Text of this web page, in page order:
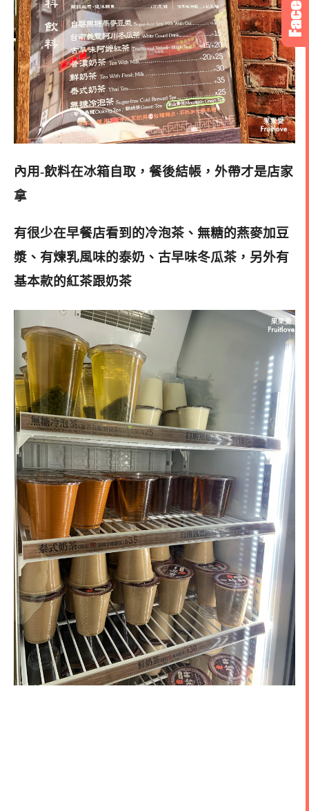
內用-飲料在冰箱自取，餐後結帳，外帶才是店家
拿
有很少在早餐店看到的冷泡茶、無糖的燕麥加豆
漿、有煉乳風味的泰奶、古早味冬瓜茶，另外有
基本款的紅茶跟奶茶